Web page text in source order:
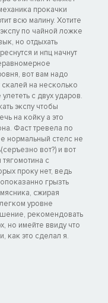
прокачки
всю малину. Хотите
по чайной ложке
но отдыхать
и нпц начнут
вот вам надо
на несколько
с двух ударов.
экспу чтобы
на койку а это
Фаст тревела по
нормальный стелс не
вот?) и вот
тягомотина с
проку нет, ведь
грызть
сжирая
уровне
рекомендовать
но имейте ввиду что
как это сделал я.